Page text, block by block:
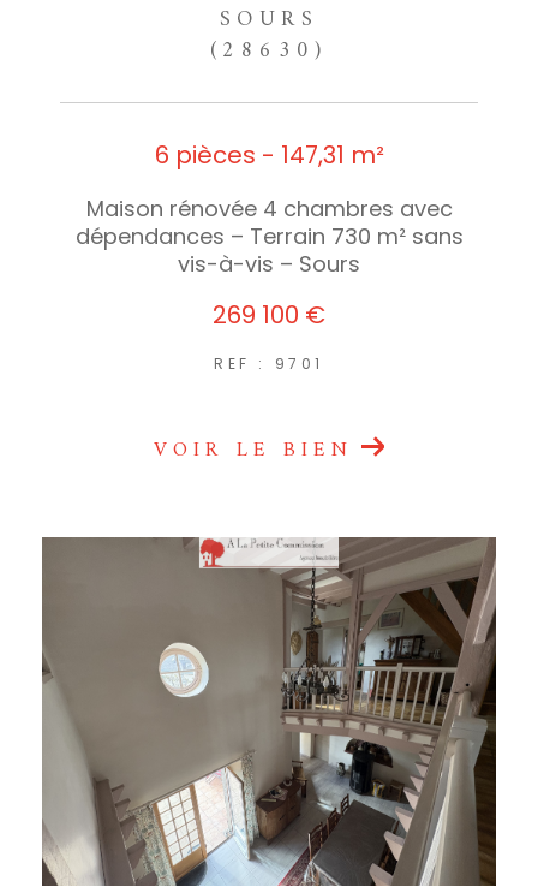
SOURS
(28630)
6 pièces - 147,31 m²
Maison rénovée 4 chambres avec
dépendances – Terrain 730 m² sans
vis-à-vis – Sours
269 100 €
REF : 9701
VOIR LE BIEN